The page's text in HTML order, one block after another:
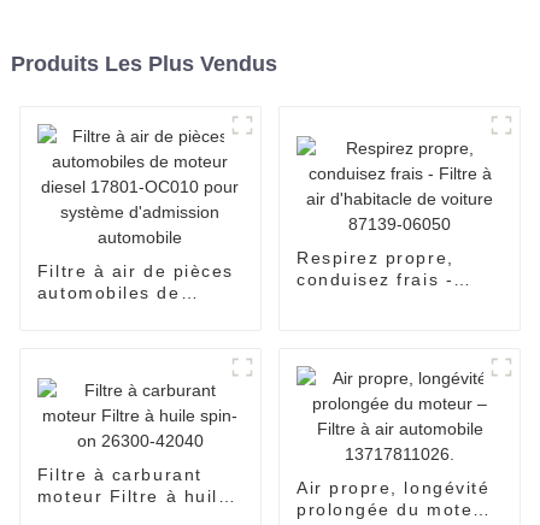
Produits Les Plus Vendus
Filtre à air de pièces
automobiles de
automobile
Respirez propre,
conduisez frais -
Filtre à carburant
moteur Filtre à huile
Air propre, longévité
prolongée du moteur